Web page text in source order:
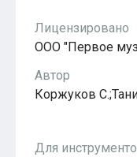
Лицензировано
ООО "Первое
Автор
Коржуков
Для